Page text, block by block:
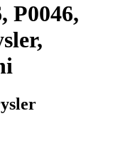
P0046,